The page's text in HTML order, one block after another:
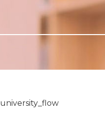
university_flow